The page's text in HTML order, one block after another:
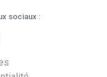
sociaux :